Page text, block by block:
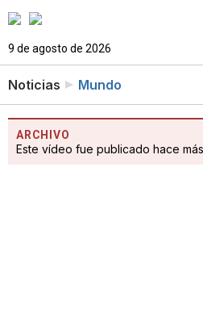
9 de agosto de 2026
Noticias Mundo
ARCHIVO
Este vídeo fue publicado hace